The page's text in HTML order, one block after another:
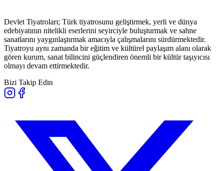
Devlet Tiyatroları; Türk tiyatrosunu geliştirmek, yerli ve dünya
edebiyatının nitelikli eserlerini seyirciyle buluşturmak ve sahne
sanatlarını yaygınlaştırmak amacıyla çalışmalarını sürdürmektedir.
Tiyatroyu aynı zamanda bir eğitim ve kültürel paylaşım alanı olarak
gören kurum, sanat bilincini güçlendiren önemli bir kültür taşıyıcısı
olmayı devam ettirmektedir.
Bizi Takip Edin